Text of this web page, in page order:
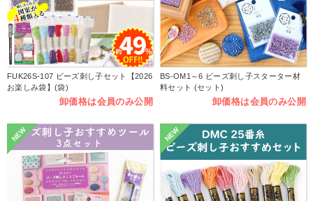
FUK26S-107 ビーズ刺し子セット【2026
お楽しみ袋】(袋)
卸価格は会員のみ公開
BS-OM1～6 ビーズ刺し子スターター材
料セット (セット)
卸価格は会員のみ公開
NEW NEW